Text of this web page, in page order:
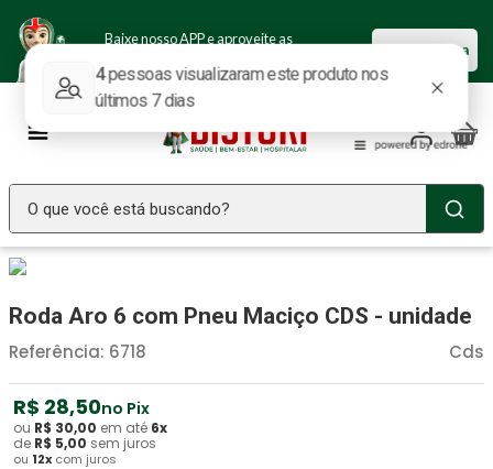
Baixe nosso APP e aproveite as
Baixar agora
O que você está buscando?
Roda Aro 6 com Pneu Maciço CDS - unidade
Cds
Referência: 6718
R$ 28,50no Pix
ou R$ 30,00 em até 6x
de R$ 5,00 sem juros
ou 12x com juros
4º Littmann
5 º Estetoscopio Littmann